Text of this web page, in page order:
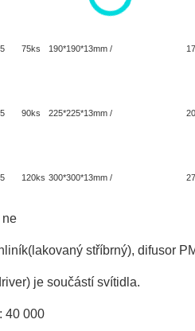
75ks 190*190*13mm /
90ks 225*225*13mm /
120ks 300*300*13mm /
ne
stříbrný), difusor
je součástí svítidla.
40 000